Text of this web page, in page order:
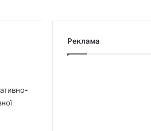
Реклама